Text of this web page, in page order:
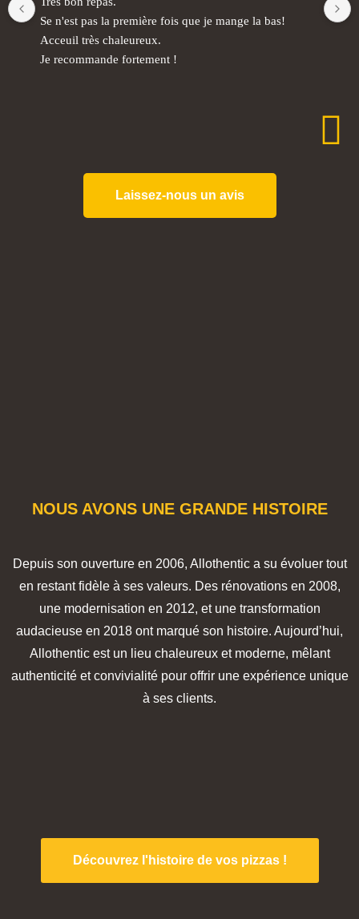
Se n'est pas la première fois que je mange la bas!
Acceuil très chaleureux.
Je recommande fortement !
Laissez-nous un avis
NOUS AVONS UNE GRANDE HISTOIRE
Depuis son ouverture en 2006, Allothentic a su évoluer tout
en restant fidèle à ses valeurs. Des rénovations en 2008,
une modernisation en 2012, et une transformation
audacieuse en 2018 ont marqué son histoire. Aujourd’hui,
Allothentic est un lieu chaleureux et moderne, mêlant
authenticité et convivialité pour offrir une expérience unique
à ses clients.
Découvrez l'histoire de vos pizzas !